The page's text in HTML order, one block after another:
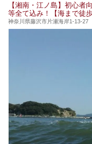
今回は日帰
（以下、龍
蛸川温泉 龍
りお伝えし
ここは箱根
4つの神社
提供元：株
この記事は
【湘南・江ノ島】初心者
等全て込み！【海まで徒歩
神奈川県藤沢市片瀬海岸1-13-27